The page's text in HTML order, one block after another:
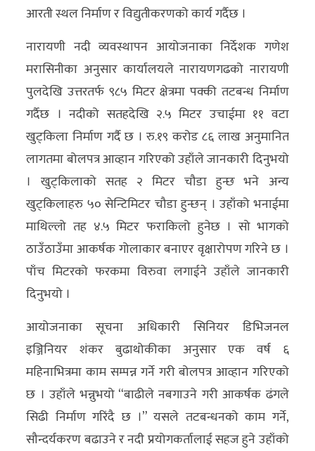
खबर
विशेष
राशिफल
फोटो
ग्यालरी
भिडियो
आरती स्थल निर्माण र विद्युतीकरणको कार्य गर्दैछ ।
नारायणी नदी व्यवस्थापन आयोजनाका निर्देशक गणेश
मरासिनीका अनुसार कार्यालयले नारायणगढको नारायणी
पुलदेखि उत्तरतर्फ ९८५ मिटर क्षेत्रमा पक्की तटबन्ध निर्माण
गर्दैछ । नदीको सतहदेखि २.५ मिटर उचाईमा ११ वटा
खुट्किला निर्माण गर्दै छ । रु.१९ करोड ८६ लाख अनुमानित
लागतमा बोलपत्र आव्हान गरिएको उहाँले जानकारी दिनुभयो
। खुट्किलाको सतह २ मिटर चौडा हुन्छ भने अन्य
खुट्किलाहरु ५० सेन्टिमिटर चौडा हुन्छन् । उहाँको भनाईमा
माथिल्लो तह ४.५ मिटर फराकिलो हुनेछ । सो भागको
ठाउँठाउँमा आकर्षक गोलाकार बनाएर वृक्षारोपण गरिने छ ।
पाँच मिटरको फरकमा विरुवा लगाईने उहाँले जानकारी
दिनुभयो ।
आयोजनाका सूचना अधिकारी सिनियर डिभिजनल
इञ्जिनियर शंकर बुढाथोकीका अनुसार एक वर्ष ६
महिनाभित्रमा काम सम्पन्न गर्ने गरी बोलपत्र आव्हान गरिएको
छ । उहाँले भन्नुभयो “बाढीले नबगाउने गरी आकर्षक ढंगले
सिढी निर्माण गरिंदै छ ।” यसले तटबन्धनको काम गर्ने,
सौन्दर्यकरण बढाउने र नदी प्रयोगकर्तालाई सहज हुने उहाँको